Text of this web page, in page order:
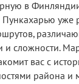
в
Пункахарью уже
и сложности.
вас с
района